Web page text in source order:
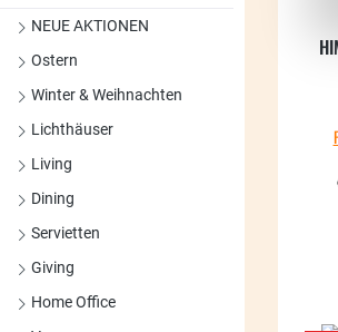
NEUE AKTIONEN
Ostern
Winter & Weihnachten
Lichthäuser
Living
Dining
Servietten
Giving
Home Office